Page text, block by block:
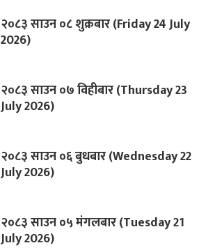
२०८३ साउन ०८ शुक्रबार (Friday 24 July
2026)
२०८३ साउन ०७ विहीबार (Thursday 23
July 2026)
२०८३ साउन ०६ बुधबार (Wednesday 22
July 2026)
२०८३ साउन ०५ मंगलबार (Tuesday 21
July 2026)